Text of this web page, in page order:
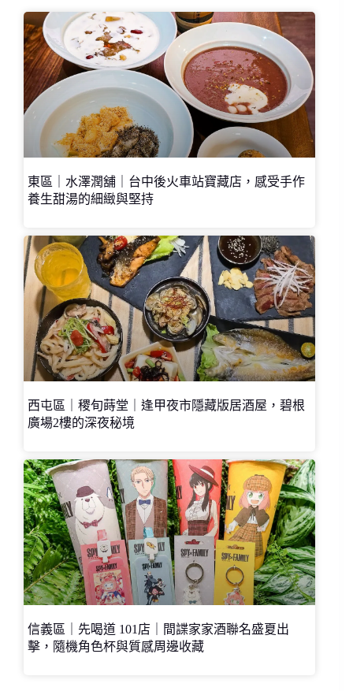
東區｜水澤潤舖｜台中後火車站寶藏店，感受手作
養生甜湯的細緻與堅持
西屯區｜稷旬蒔堂｜逢甲夜市隱藏版居酒屋，碧根
廣場2樓的深夜秘境
信義區｜先喝道 101店｜間諜家家酒聯名盛夏出
擊，隨機角色杯與質感周邊收藏